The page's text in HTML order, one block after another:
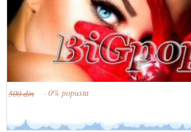
500 din · 0% popusta